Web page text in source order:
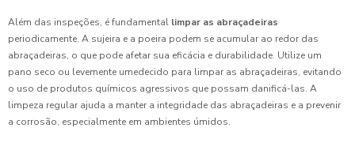
Além das inspeções, é fundamental limpar as abraçadeiras
periodicamente. A sujeira e a poeira podem se acumular ao redor das
abraçadeiras, o que pode afetar sua eficácia e durabilidade. Utilize um
pano seco ou levemente umedecido para limpar as abraçadeiras, evitando
o uso de produtos químicos agressivos que possam danificá-las. A
limpeza regular ajuda a manter a integridade das abraçadeiras e a prevenir
a corrosão, especialmente em ambientes úmidos.